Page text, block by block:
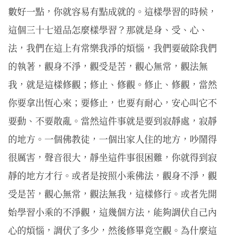
數好一點，你就容易有點成就的。這樣學習的時候，
這個三十七道品怎麼樣學習？那就是身、受、心、
法，我們在這上有常樂我淨的煩惱，我們要破除我們
的執著，觀身不淨，觀受是苦，觀心無常，觀法無
我，就是這樣修觀；修止、修觀。修止、修觀，當然
你要拿出恆心來；要修止，也要有耐心，安心叫它不
要動、不要散亂。當然這件事就是要到寂靜處，寂靜
的地方。一個佛教徒，一個出家人住的地方，吵鬧得
很厲害，聲音很大，靜坐這件事很困難，你就得到寂
靜的地方才行。或者是按照小乘佛法，觀身不淨，觀
受是苦，觀心無常，觀法無我，這樣修行。或者先開
始學習小乘的不淨觀，這幾個方法，能夠調伏自己內
心的煩惱，調伏了多少，然後修畢竟空觀。為什麼這